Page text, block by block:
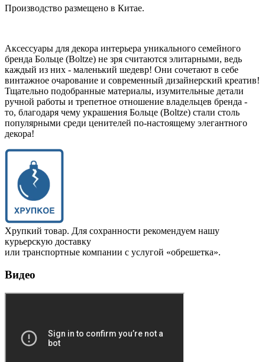
Производство размещено в Китае.
Аксессуары для декора интерьера уникального семейного
бренда Больце (Boltze) не зря считаются элитарными, ведь
каждый из них - маленький шедевр! Они сочетают в себе
винтажное очарование и современный дизайнерский креатив!
Тщательно подобранные материалы, изумительные детали
ручной работы и трепетное отношение владельцев бренда -
то, благодаря чему украшения Больце (Boltze) стали столь
популярными среди ценителей по-настоящему элегантного
декора!
Хрупкий товар. Для сохранности рекомендуем нашу
курьерскую доставку
или транспортные компании с услугой «обрешетка».
Видео